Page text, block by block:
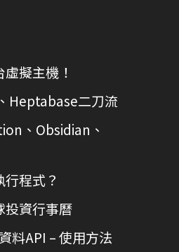
擬主機！
Heptabase二刀流
、Obsidian、
程式？
投資行事曆
料API – 使用方法